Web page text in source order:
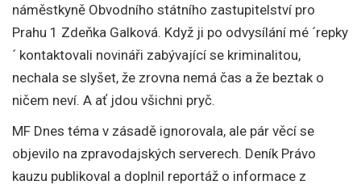
náměstkyně Obvodního státního zastupitelství pro
Prahu 1 Zdeňka Galková. Když ji po odvysílání mé ´repky
´ kontaktovali novináři zabývající se kriminalitou,
nechala se slyšet, že zrovna nemá čas a že beztak o
ničem neví. A ať jdou všichni pryč.
MF Dnes téma v zásadě ignorovala, ale pár věcí se
objevilo na zpravodajských serverech. Deník Právo
kauzu publikoval a doplnil reportáž o informace z